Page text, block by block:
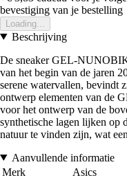
bevestiging van je bestelling
Loading...
Beschrijving
De sneaker GEL-
van het begin van de jaren
serene watervallen, bevindt
ontwerp elementen van
voor het ontwerp van de
synthetische lagen lijken op
natuur te vinden zijn, wat
Aanvullende informatie
Merk
Asics